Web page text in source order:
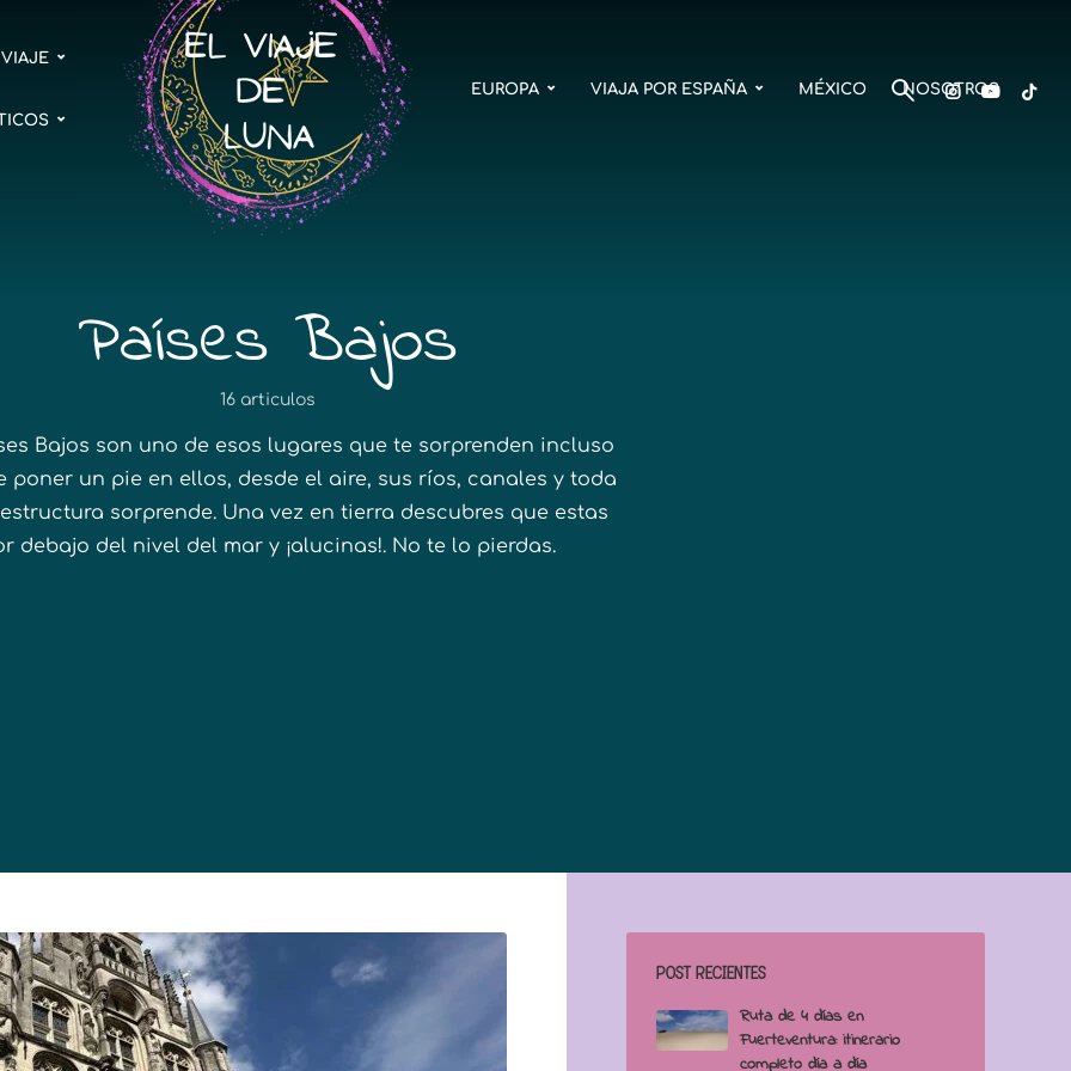
EUROPA VIAJA POR ESPAÑA MÉXICO NOSOTROS
Países Bajos
16 articulos
Bajos son uno de esos lugares que te sorprenden incluso
poner un pie en ellos, desde el aire, sus ríos, canales y toda
sorprende. Una vez en tierra descubres que estas
debajo del nivel del mar y ¡alucinas!. No te lo pierdas.
POST RECIENTES
Ruta de 4 días en
Fuerteventura: itinerario
completo día a día